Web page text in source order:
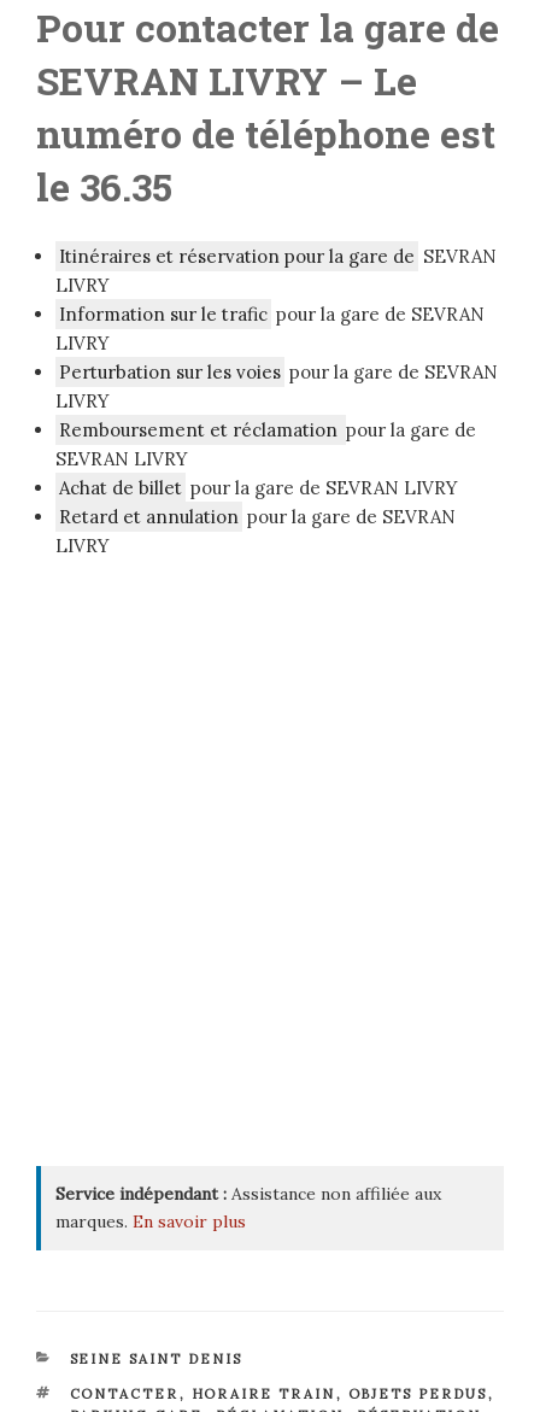
Pour contacter la gare de
SEVRAN LIVRY – Le
numéro de téléphone est
le 36.35
Itinéraires et réservation pour la gare de SEVRAN
LIVRY
Information sur le trafic pour la gare de SEVRAN
LIVRY
Perturbation sur les voies pour la gare de SEVRAN
LIVRY
Remboursement et réclamation pour la gare de
SEVRAN LIVRY
Achat de billet pour la gare de SEVRAN LIVRY
Retard et annulation pour la gare de SEVRAN
LIVRY
Service indépendant : Assistance non affiliée aux
marques. En savoir plus
CATÉGORIES
SEINE SAINT DENIS
ÉTIQUETTES
CONTACTER, HORAIRE TRAIN , OBJETS PERDUS,